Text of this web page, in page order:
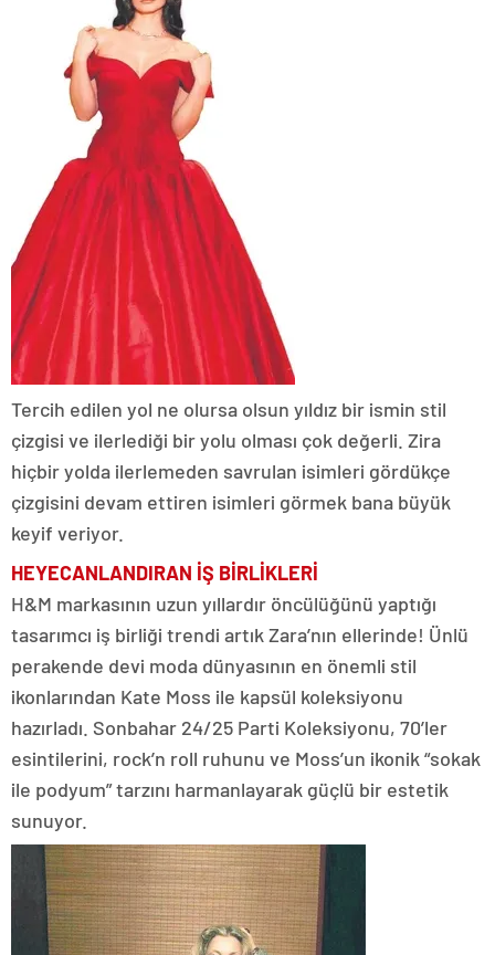
Tercih edilen yol ne olursa olsun yıldız bir ismin stil
çizgisi ve ilerlediği bir yolu olması çok değerli. Zira
hiçbir yolda ilerlemeden savrulan isimleri gördükçe
çizgisini devam ettiren isimleri görmek bana büyük
keyif veriyor.
HEYECANLANDIRAN İŞ BİRLİKLERİ
H&M markasının uzun yıllardır öncülüğünü yaptığı
tasarımcı iş birliği trendi artık Zara’nın ellerinde! Ünlü
perakende devi moda dünyasının en önemli stil
ikonlarından Kate Moss ile kapsül koleksiyonu
hazırladı. Sonbahar 24/25 Parti Koleksiyonu, 70’ler
esintilerini, rock’n roll ruhunu ve Moss’un ikonik “sokak
ile podyum” tarzını harmanlayarak güçlü bir estetik
sunuyor.